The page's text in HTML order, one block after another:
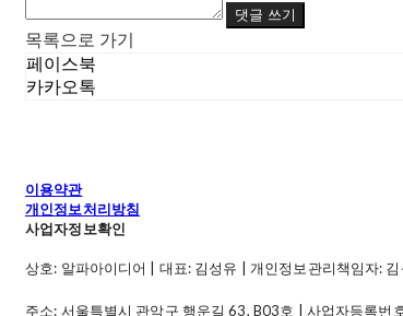
댓글 쓰기
목록으로 가기
페이스북
카카오톡
이용약관
개인정보처리방침
사업자정보확인
상호: 알파아이디어 | 대표: 김성유 | 개인정보관리책임자:
주소: 서울특별시 관악구 행운길 63, B03호 | 사업자등록번